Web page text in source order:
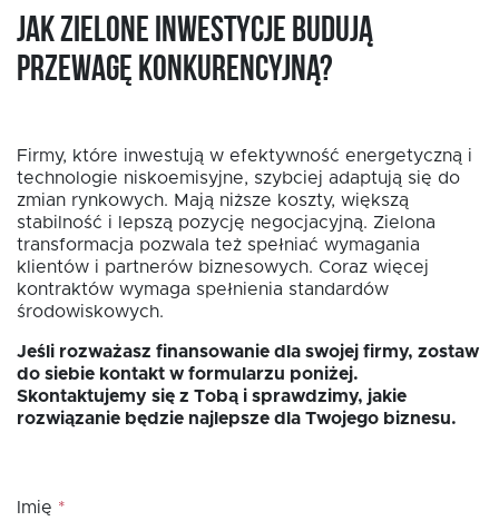
Jak zielone inwestycje budują
przewagę konkurencyjną?
Firmy, które inwestują w efektywność energetyczną i
technologie niskoemisyjne, szybciej adaptują się do
zmian rynkowych. Mają niższe koszty, większą
stabilność i lepszą pozycję negocjacyjną. Zielona
transformacja pozwala też spełniać wymagania
klientów i partnerów biznesowych. Coraz więcej
kontraktów wymaga spełnienia standardów
środowiskowych.
Jeśli rozważasz finansowanie dla swojej firmy, zostaw
do siebie kontakt w formularzu poniżej.
Skontaktujemy się z Tobą i sprawdzimy, jakie
rozwiązanie będzie najlepsze dla Twojego biznesu.
Imię *